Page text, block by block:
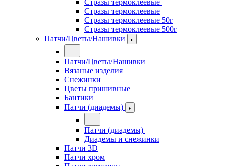
Стразы термоклеевые
Стразы термоклеевые
Стразы термоклеевые 50г
Стразы термоклеевые 500г
Патчи/Цветы/Нашивки
Патчи/Цветы/Нашивки
Вязаные изделия
Снежинки
Цветы пришивные
Бантики
Патчи (диадемы)
Патчи (диадемы)
Диадемы и снежинки
Патчи 3D
Патчи хром